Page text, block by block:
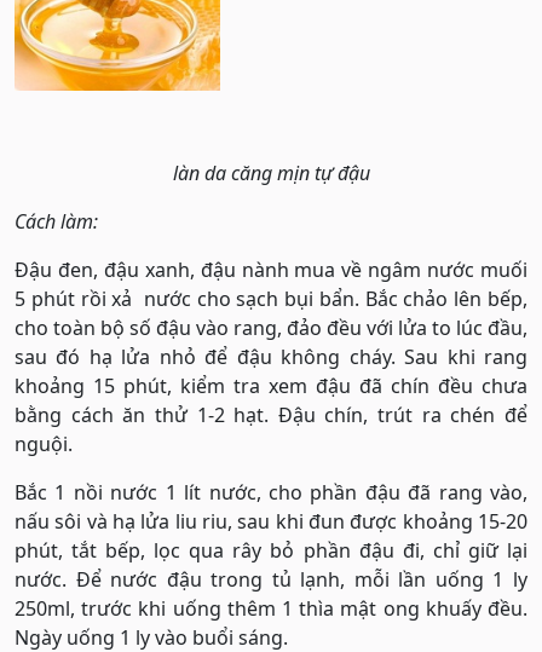
làn da căng mịn tự đậu
Cách làm:
Đậu đen, đậu xanh, đậu nành mua về ngâm nước muối
5 phút rồi xả nước cho sạch bụi bẩn. Bắc chảo lên bếp,
cho toàn bộ số đậu vào rang, đảo đều với lửa to lúc đầu,
sau đó hạ lửa nhỏ để đậu không cháy. Sau khi rang
khoảng 15 phút, kiểm tra xem đậu đã chín đều chưa
bằng cách ăn thử 1-2 hạt. Đậu chín, trút ra chén để
nguội.
Bắc 1 nồi nước 1 lít nước, cho phần đậu đã rang vào,
nấu sôi và hạ lửa liu riu, sau khi đun được khoảng 15-20
phút, tắt bếp, lọc qua rây bỏ phần đậu đi, chỉ giữ lại
nước. Để nước đậu trong tủ lạnh, mỗi lần uống 1 ly
250ml, trước khi uống thêm 1 thìa mật ong khuấy đều.
Ngày uống 1 ly vào buổi sáng.